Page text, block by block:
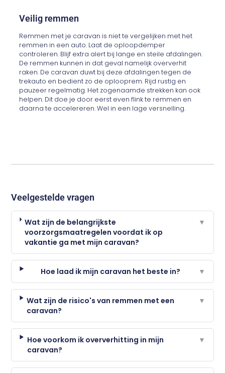
Veilig remmen
Remmen met je caravan is niet te vergelijken met het
remmen in een auto. Laat de oploopdemper
controleren. Blijf extra alert bij lange en steile afdalingen.
De remmen kunnen in dat geval namelijk oververhit
raken. De caravan duwt bij deze afdalingen tegen de
trekauto en bedient zo de oplooprem. Rijd rustig en
pauzeer regelmatig. Het zogenaamde strekken kan ook
helpen. Dit doe je door eerst even flink te remmen en
daarna te accelereren. Wel in een lage versnelling.
Veelgestelde vragen
Wat zijn de belangrijkste
voorzorgsmaatregelen voordat ik op
vakantie ga met mijn caravan?
▼
Hoe laad ik mijn caravan het beste in? ▼
Wat zijn de risico's van remmen met een
caravan?
▼
Hoe voorkom ik oververhitting in mijn
caravan?
▼